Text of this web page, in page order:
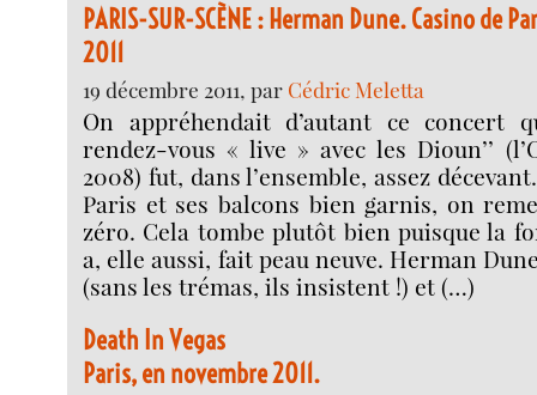
PARIS-SUR-SCÈNE : Herman Dune. Casino de
2011
19 décembre 2011, par Cédric Meletta
On appréhendait d’autant ce concert
rendez-vous « live » avec les Dioun’’
2008) fut, dans l’ensemble, assez
Paris et ses balcons bien garnis, on
zéro. Cela tombe plutôt bien puisque la
a, elle aussi, fait peau neuve. Herman
(sans les trémas, ils insistent !) et (…)
Death In Vegas
Paris, en novembre 2011.